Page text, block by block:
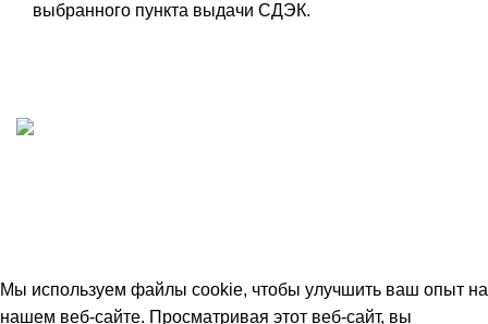
выбранного пункта выдачи СДЭК.
Мы используем файлы cookie, чтобы улучшить ваш опыт на
нашем веб-сайте. Просматривая этот веб-сайт, вы